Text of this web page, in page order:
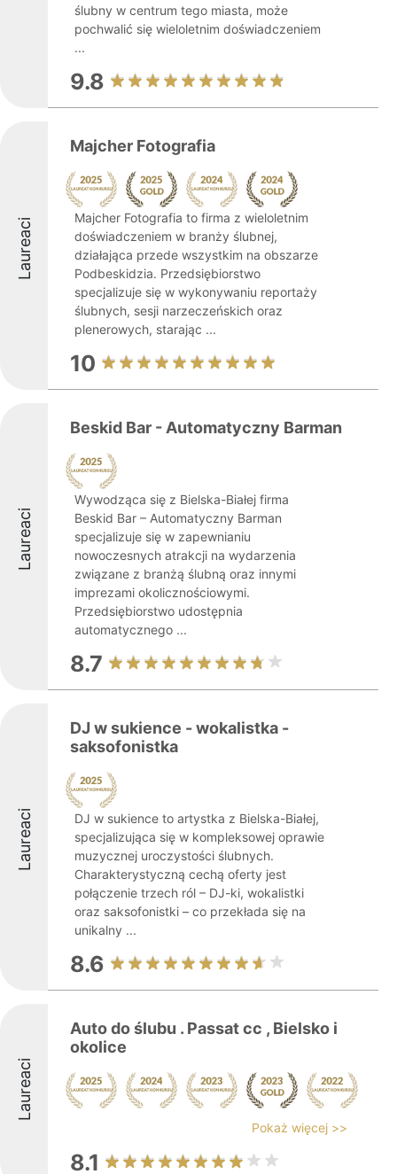
ślubny w centrum tego miasta, może
pochwalić się wieloletnim doświadczeniem
...
9.8
Laureaci
Majcher Fotografia
Majcher Fotografia to firma z wieloletnim
doświadczeniem w branży ślubnej,
działająca przede wszystkim na obszarze
Podbeskidzia. Przedsiębiorstwo
specjalizuje się w wykonywaniu reportaży
ślubnych, sesji narzeczeńskich oraz
plenerowych, starając ...
10
Laureaci
Beskid Bar - Automatyczny Barman
Wywodząca się z Bielska-Białej firma
Beskid Bar – Automatyczny Barman
specjalizuje się w zapewnianiu
nowoczesnych atrakcji na wydarzenia
związane z branżą ślubną oraz innymi
imprezami okolicznościowymi.
Przedsiębiorstwo udostępnia
automatycznego ...
8.7
Laureaci
DJ w sukience - wokalistka -
saksofonistka
DJ w sukience to artystka z Bielska-Białej,
specjalizująca się w kompleksowej oprawie
muzycznej uroczystości ślubnych.
Charakterystyczną cechą oferty jest
połączenie trzech ról – DJ-ki, wokalistki
oraz saksofonistki – co przekłada się na
unikalny ...
8.6
Laureaci
Auto do ślubu . Passat cc , Bielsko i
okolice
Pokaż więcej >>
8.1